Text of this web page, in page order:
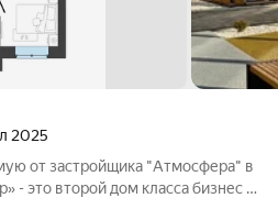
2025
от застройщика "Атмосфера" в
это второй дом класса бизнес с